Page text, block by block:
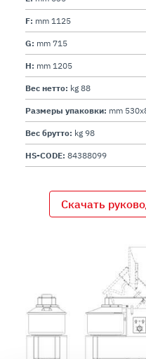
F: mm 1125
G: mm 715
H: mm 1205
Вес нетто: kg 88
Размеры упаковки: mm
Вес брутто: kg 98
HS-CODE: 84388099
Скачать